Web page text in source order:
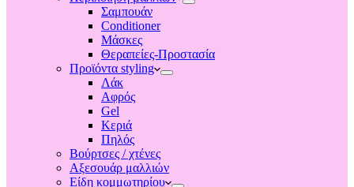
Σαμπουάν
Conditioner
Μάσκες
Θεραπείες-Προστασία
Προϊόντα styling
Λάκ
Αφρός
Gel
Κεριά
Πηλός
Βούρτσες / χτένες
Αξεσουάρ μαλλιών
Είδη κομμωτηρίου